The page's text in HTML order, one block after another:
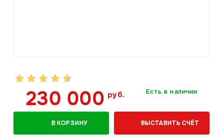
230 000руб. Есть в наличии
В КОРЗИНУ ВЫСТАВИТЬ СЧЁТ